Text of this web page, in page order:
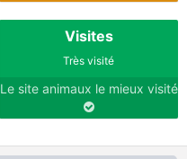
Visites
Très visité
Le site animaux le mieux visité